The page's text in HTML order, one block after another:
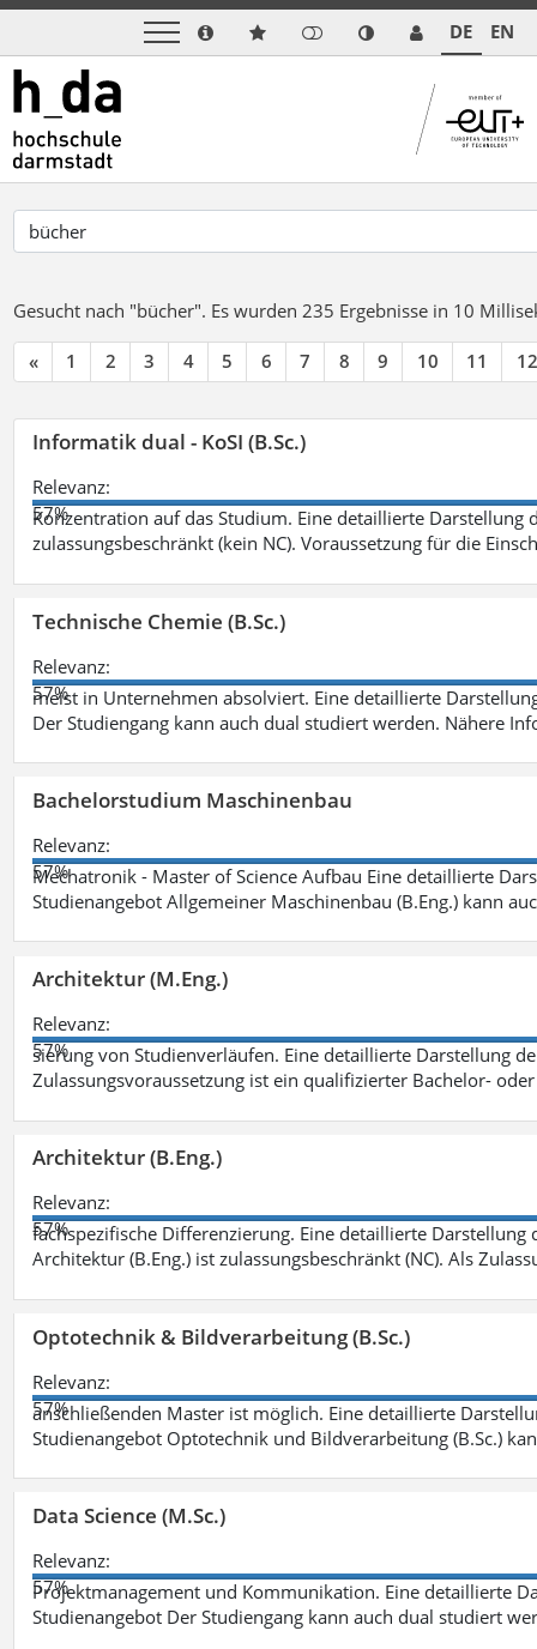
DE EN
Gesucht nach "bücher". Es wurden 235 Ergebnisse in 10
« 1 2 3 4 5 6 7 8 9 10 11 12
Informatik dual - KoSI (B.Sc.)
Relevanz:
57%
Konzentration auf das Studium. Eine detaillierte
zulassungsbeschränkt (kein NC). Voraussetzung für die
Technische Chemie (B.Sc.)
Relevanz:
57%
meist in Unternehmen absolviert. Eine detaillierte
Der Studiengang kann auch dual studiert werden. Nähere
Bachelorstudium Maschinenbau
Relevanz:
57%
Mechatronik - Master of Science Aufbau Eine detaillierte
Studienangebot Allgemeiner Maschinenbau (B.Eng.) kann
Architektur (M.Eng.)
Relevanz:
57%
sierung von Studienverläufen. Eine detaillierte Darstellung
Zulassungsvoraussetzung ist ein qualifizierter Bachelor-
Architektur (B.Eng.)
Relevanz:
57%
fachspezifische Differenzierung. Eine detaillierte
Architektur (B.Eng.) ist zulassungsbeschränkt (NC). Als
Optotechnik & Bildverarbeitung (B.Sc.)
Relevanz:
57%
anschließenden Master ist möglich. Eine detaillierte
Studienangebot Optotechnik und Bildverarbeitung (B.Sc.)
Data Science (M.Sc.)
Relevanz:
57%
Projektmanagement und Kommunikation. Eine detaillierte
Studienangebot Der Studiengang kann auch dual studiert